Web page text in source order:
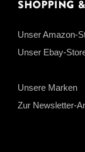
Shopping
Unser Amazon-
Unser Ebay-
Unsere Marken
Zur Newsletter-